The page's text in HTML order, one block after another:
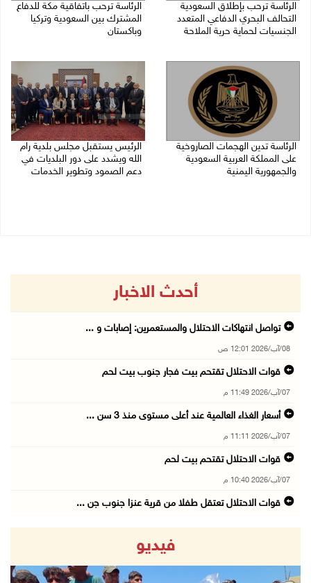
الرئاسة ترحب بإطلاق السعودية
التحالف البحري الدفاعي المتعدد
الجنسيات لحماية حرية الملاحة
الرئاسة ترحب باتفاقية مكة للدفاع
المشترك بين السعودية وتركيا
وباكستان
الرئاسة تدين الهجمات الصاروخية
على المملكة العربية السعودية
والجمهورية اليمنية
الرئيس يستقبل مجلس بلدية رام
الله ويشدد على دور البلديات في
دعم الصمود وتطوير الخدمات
أحدث الاخبار
تواصل انتهاكات الاحتلال والمستعمرين: إصابات و ...
08/آب/2026 12:01 ص
قوات الاحتلال تقتحم بيت فجار جنوب بيت لحم
07/آب/2026 11:49 م
أسعار الغذاء العالمية عند أعلى مستوى منذ 3 سن ...
07/آب/2026 11:11 م
قوات الاحتلال تقتحم بيت لحم
07/آب/2026 10:40 م
قوات الاحتلال تعتقل طفلا من قرية عنزا جنوب جن ...
قوات الاحتلال تغلق مداخل يعبد جنوب غرب جنين
07/آب/2026 10:15 م
فيديو